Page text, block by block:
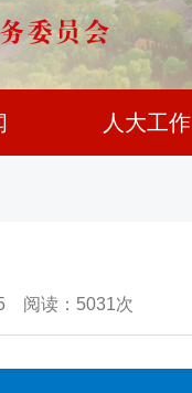
人大工作
阅读：5031次